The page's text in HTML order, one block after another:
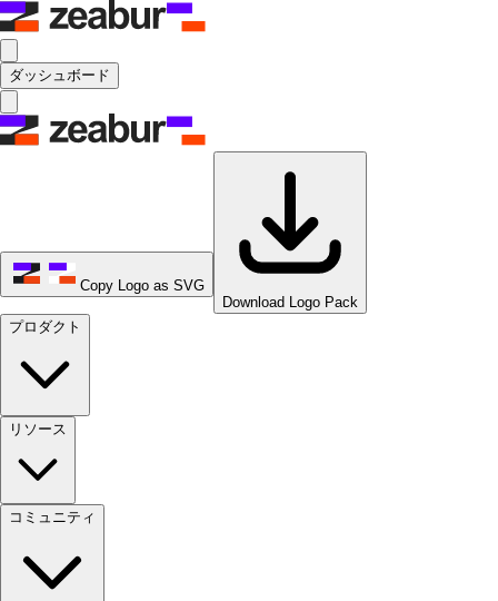
ダッシュボード
Copy Logo as SVG
Download Logo Pack
プロダクト
リソース
コミュニティ